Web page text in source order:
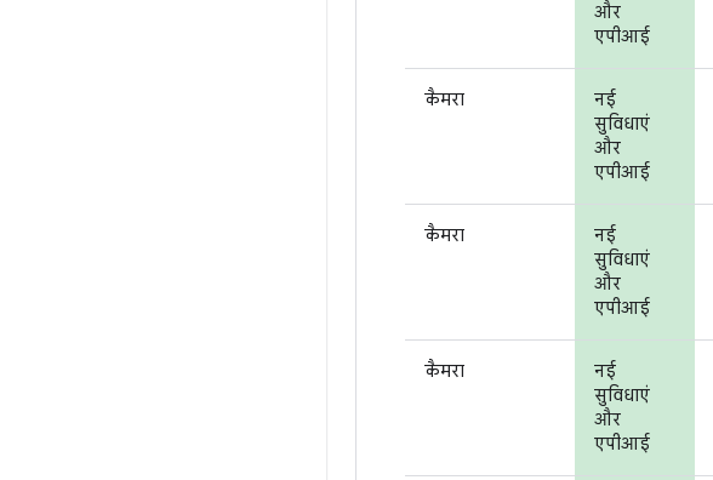
और
एपीआई
कैमरा
नई
सुविधाएं
और
एपीआई
कैमरा
नई
सुविधाएं
और
एपीआई
कैमरा
नई
सुविधाएं
और
एपीआई